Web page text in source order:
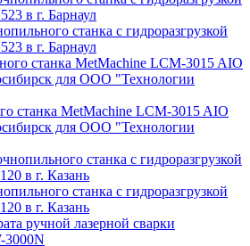
станка c гидроразгрузкой
в г. Барнаул
станка MetMachine LCM-3015 AIO
для ООО "Технологии
станка c гидроразгрузкой
в г. Казань